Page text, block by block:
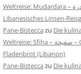
Weltreise: Mudardara – مجدرة –
Libanesisches Linsen-
Pane-Bistecca zu Die
Weltreise: Sfiha – صفيحة – Gefülltes
Fladenbrot (Libanon)
Pane-Bistecca zu Die